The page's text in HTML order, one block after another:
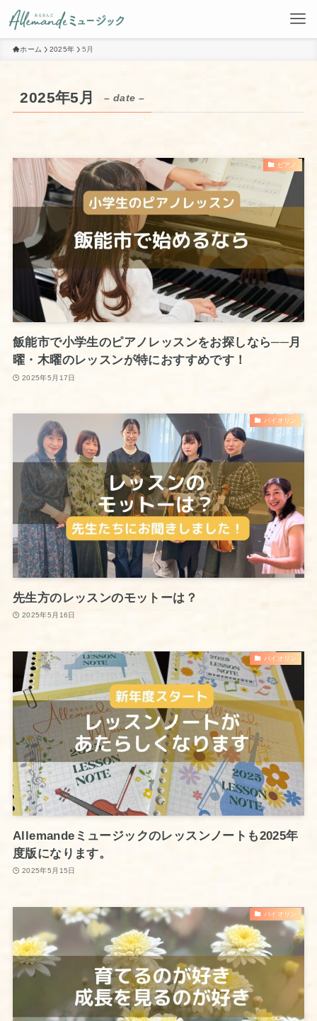
ホーム 2025年 5月
2025年5月 – date –
ピアノ
飯能市で小学生のピアノレッスンをお探しなら──月
曜・木曜のレッスンが特におすすめです！
2025年5月17日
バイオリン
先生方のレッスンのモットーは？
2025年5月16日
バイオリン
Allemandeミュージックのレッスンノートも2025年
度版になります。
2025年5月15日
バイオリン